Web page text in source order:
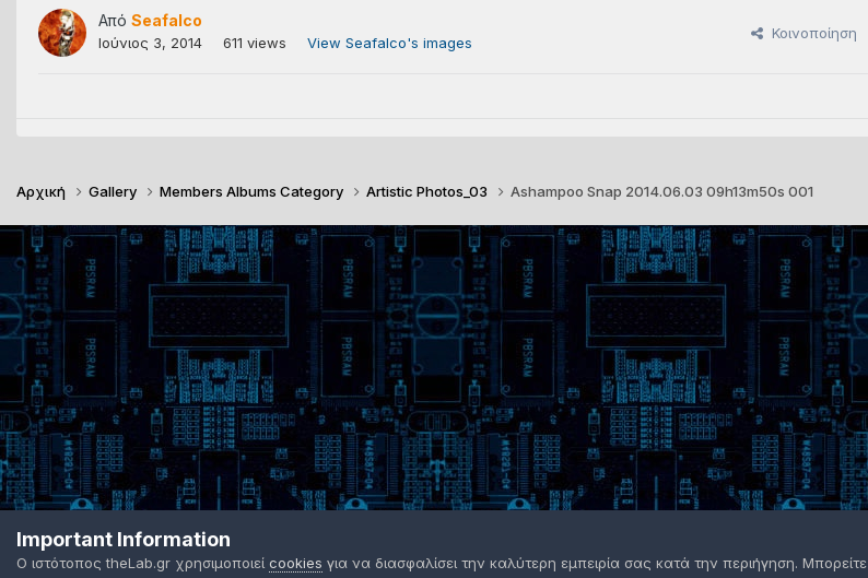
Από Seafalco
Ιούνιος 3, 2014 611 views View Seafalco's images
Κοινοποίηση
Αρχική Gallery Members Albums Category Artistic Photos_03 Ashampoo Snap 2014.06.03 09h13m50s 001
Important Information
Ο ιστότοπος theLab.gr χρησιμοποιεί cookies για να διασφαλίσει την καλύτερη εμπειρία σας κατά την περιήγηση. Μπορείτε